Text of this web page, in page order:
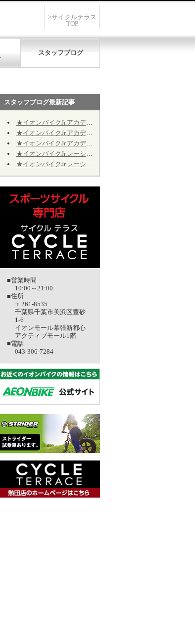
>サイクルテラス
TOP
スタッフブログ
スタッフブログ最新記事
★イオンバイクJr.アカデミー★第12期★第５回★明日7/19、開催致します★
★イオンバイクJr.アカデミー★第12期★第４回★明日7/11、振り替え開催致します★
★イオンバイクJr.アカデミー★第12期★2026年9月の開催日程のお知らせ
★イオンバイクJr.レーシング★第10期★2026年9月の予定★～Jr.アカデミーではありません～
★イオンバイクJr.レーシング★第10期★後半期ご継続のお手続きについて★※Jr.アカデミーではありません
■営業時間
10:00～21:00
■住所
〒261-8535
千葉県千葉市美浜区豊砂
1-6
イオンモール幕張新都心
アクティブモール1階
■電話
043-306-7284